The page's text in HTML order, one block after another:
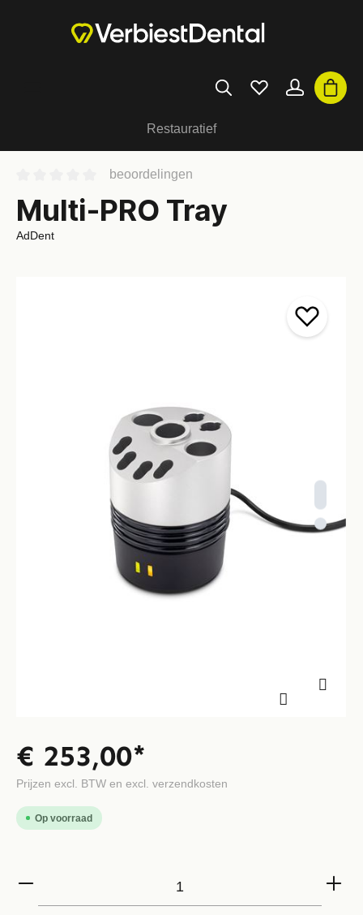
Restauratief
beoordelingen
Multi-PRO Tray
AdDent
€ 253,00*
Prijzen excl. BTW en excl. verzendkosten
Op voorraad